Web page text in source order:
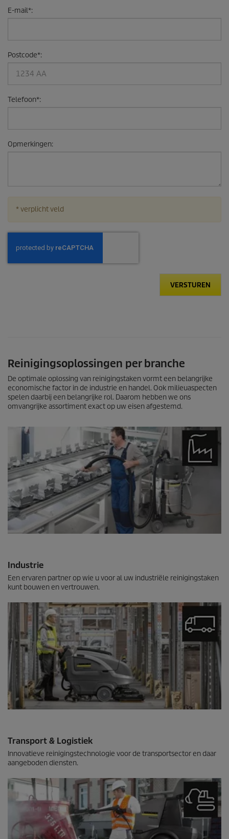
E-mail*:
Postcode*:
Telefoon*:
Opmerkingen:
* verplicht veld
VERSTUREN
Reinigingsoplossingen per branche
De optimale oplossing van reinigingstaken vormt een belangrijke
economische factor in de industrie en handel. Ook milieuaspecten
spelen daarbij een belangrijke rol. Daarom hebben we ons
omvangrijke assortiment exact op uw eisen afgestemd.
Industrie
Een ervaren partner op wie u voor al uw industriële reinigingstaken
kunt bouwen en vertrouwen.
Transport & Logistiek
Innovatieve reinigingstechnologie voor de transportsector en daar
aangeboden diensten.